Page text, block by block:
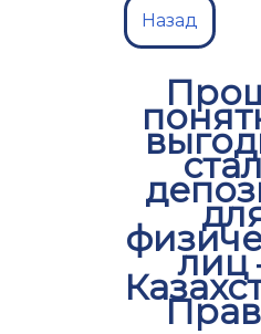
Назад